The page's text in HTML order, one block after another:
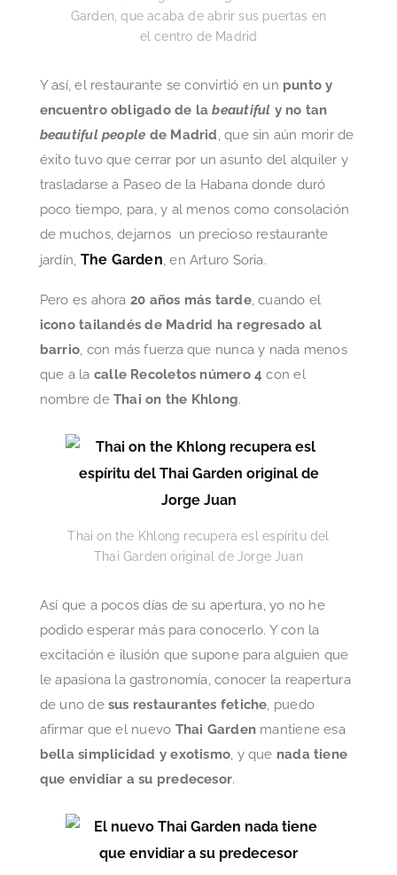
Garden, que acaba de abrir sus puertas en
el centro de Madrid
Y así, el restaurante se convirtió en un punto y
encuentro obligado de labeautiful y no tan
beautiful people de Madrid, que sin aún morir de
éxito tuvo que cerrar por un asunto del alquiler y
trasladarse a Paseo de la Habana donde duró
poco tiempo, para, y al menos como consolación
de muchos, dejarnos un precioso restaurante
jardín, The Garden, en Arturo Soria.
Pero es ahora 20 años más tarde, cuando el
icono tailandés de Madrid ha regresado al
barrio, con más fuerza que nunca y nada menos
que a la calle Recoletos número 4 con el
nombre deThai on the Khlong.
Thai on the Khlong recupera esl espíritu del
Thai Garden original de Jorge Juan
Así que a pocos días de su apertura, yo no he
podido esperar más para conocerlo. Y con la
excitación e ilusión que supone para alguien que
le apasiona la gastronomía, conocer la reapertura
de uno desus restaurantes fetiche, puedo
afirmar que el nuevo Thai Garden mantiene esa
bella simplicidad y exotismo, y que nada tiene
que envidiar a su predecesor.